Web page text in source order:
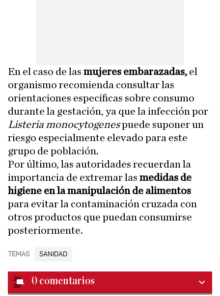
En el caso de las mujeres embarazadas, el
organismo recomienda consultar las
orientaciones específicas sobre consumo
durante la gestación, ya que la infección por
Listeria monocytogenespuede suponer un
riesgo especialmente elevado para este
grupo de población.
Por último, las autoridades recuerdan la
importancia de extremar las medidas de
higiene en la manipulación de alimentos
para evitar la contaminación cruzada con
otros productos que puedan consumirse
posteriormente.
TEMAS SANIDAD
0 comentarios